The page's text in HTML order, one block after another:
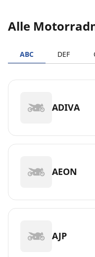
Alle
ABC DEF
ADIVA
AEON
AJP